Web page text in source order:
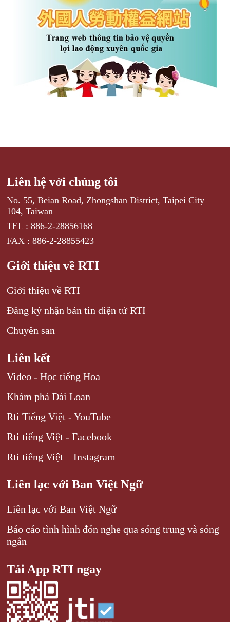
Liên hệ với chúng tôi
No. 55, Beian Road, Zhongshan District, Taipei City
104, Taiwan
TEL : 886-2-28856168
FAX : 886-2-28855423
Giới thiệu về RTI
Giới thiệu về RTI
Đăng ký nhận bản tin điện tử RTI
Chuyên san
Liên kết
Video - Học tiếng Hoa
Khám phá Đài Loan
Rti Tiếng Việt - YouTube
Rti tiếng Việt - Facebook
Rti tiếng Việt – Instagram
Liên lạc với Ban Việt Ngữ
Liên lạc với Ban Việt Ngữ
Báo cáo tình hình đón nghe qua sóng trung và sóng
ngắn
Tải App RTI ngay